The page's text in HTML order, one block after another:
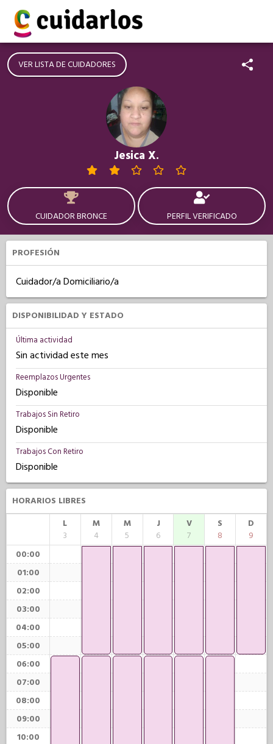
VER LISTA DE CUIDADORES
Jesica X.
CUIDADOR BRONCE PERFIL VERIFICADO
PROFESIÓN
Cuidador/a Domiciliario/a
DISPONIBILIDAD Y ESTADO
Última actividad
Sin actividad este mes
Reemplazos Urgentes
Disponible
Trabajos Sin Retiro
Disponible
Trabajos Con Retiro
Disponible
HORARIOS LIBRES
L
3
M
4
M
5
J
6
V
7
S
8
D
9
00:00
01:00
02:00
03:00
04:00
05:00
06:00
07:00
08:00
09:00
10:00